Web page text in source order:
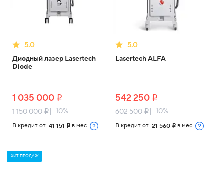
5.0
Диодный лазер Lasertech
Diode
1 035 000 i
1 150 000i | -10%
В кредит от 41 151 i в мес
5.0
Lasertech ALFA
542 250 i
602 500i | -10%
В кредит от 21 560 i в мес
ХИТ ПРОДАЖ